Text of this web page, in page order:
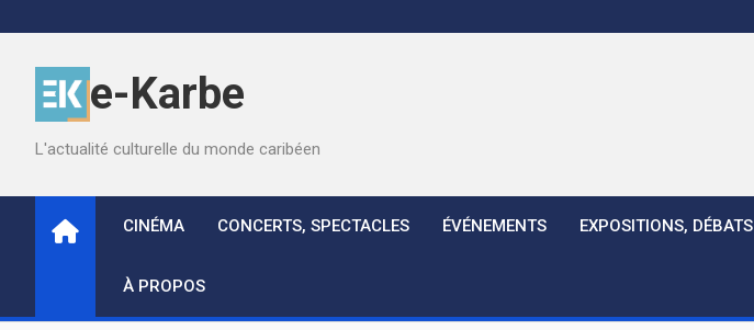
to
content
e-Karbe
L'actualité culturelle du monde caribéen
CINÉMA CONCERTS, SPECTACLES ÉVÉNEMENTS EXPOSITIONS, DÉBATS
À PROPOS